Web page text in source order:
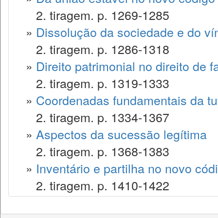
2. tiragem. p. 1269-1285
» Dissolução da sociedade e do
2. tiragem. p. 1286-1318
» Direito patrimonial no direito de
2. tiragem. p. 1319-1333
» Coordenadas fundamentais da
2. tiragem. p. 1334-1367
» Aspectos da sucessão legítima
2. tiragem. p. 1368-1383
» Inventário e partilha no novo
2. tiragem. p. 1410-1422